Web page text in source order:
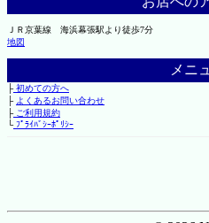
ＪＲ京葉線 海浜幕張駅より徒歩7分
地図
メニ
├初めての方へ
├ よくあるお問い合わせ
├ご利用規約
└ﾌﾟﾗｲﾊﾞｼｰﾎﾟﾘｼｰ